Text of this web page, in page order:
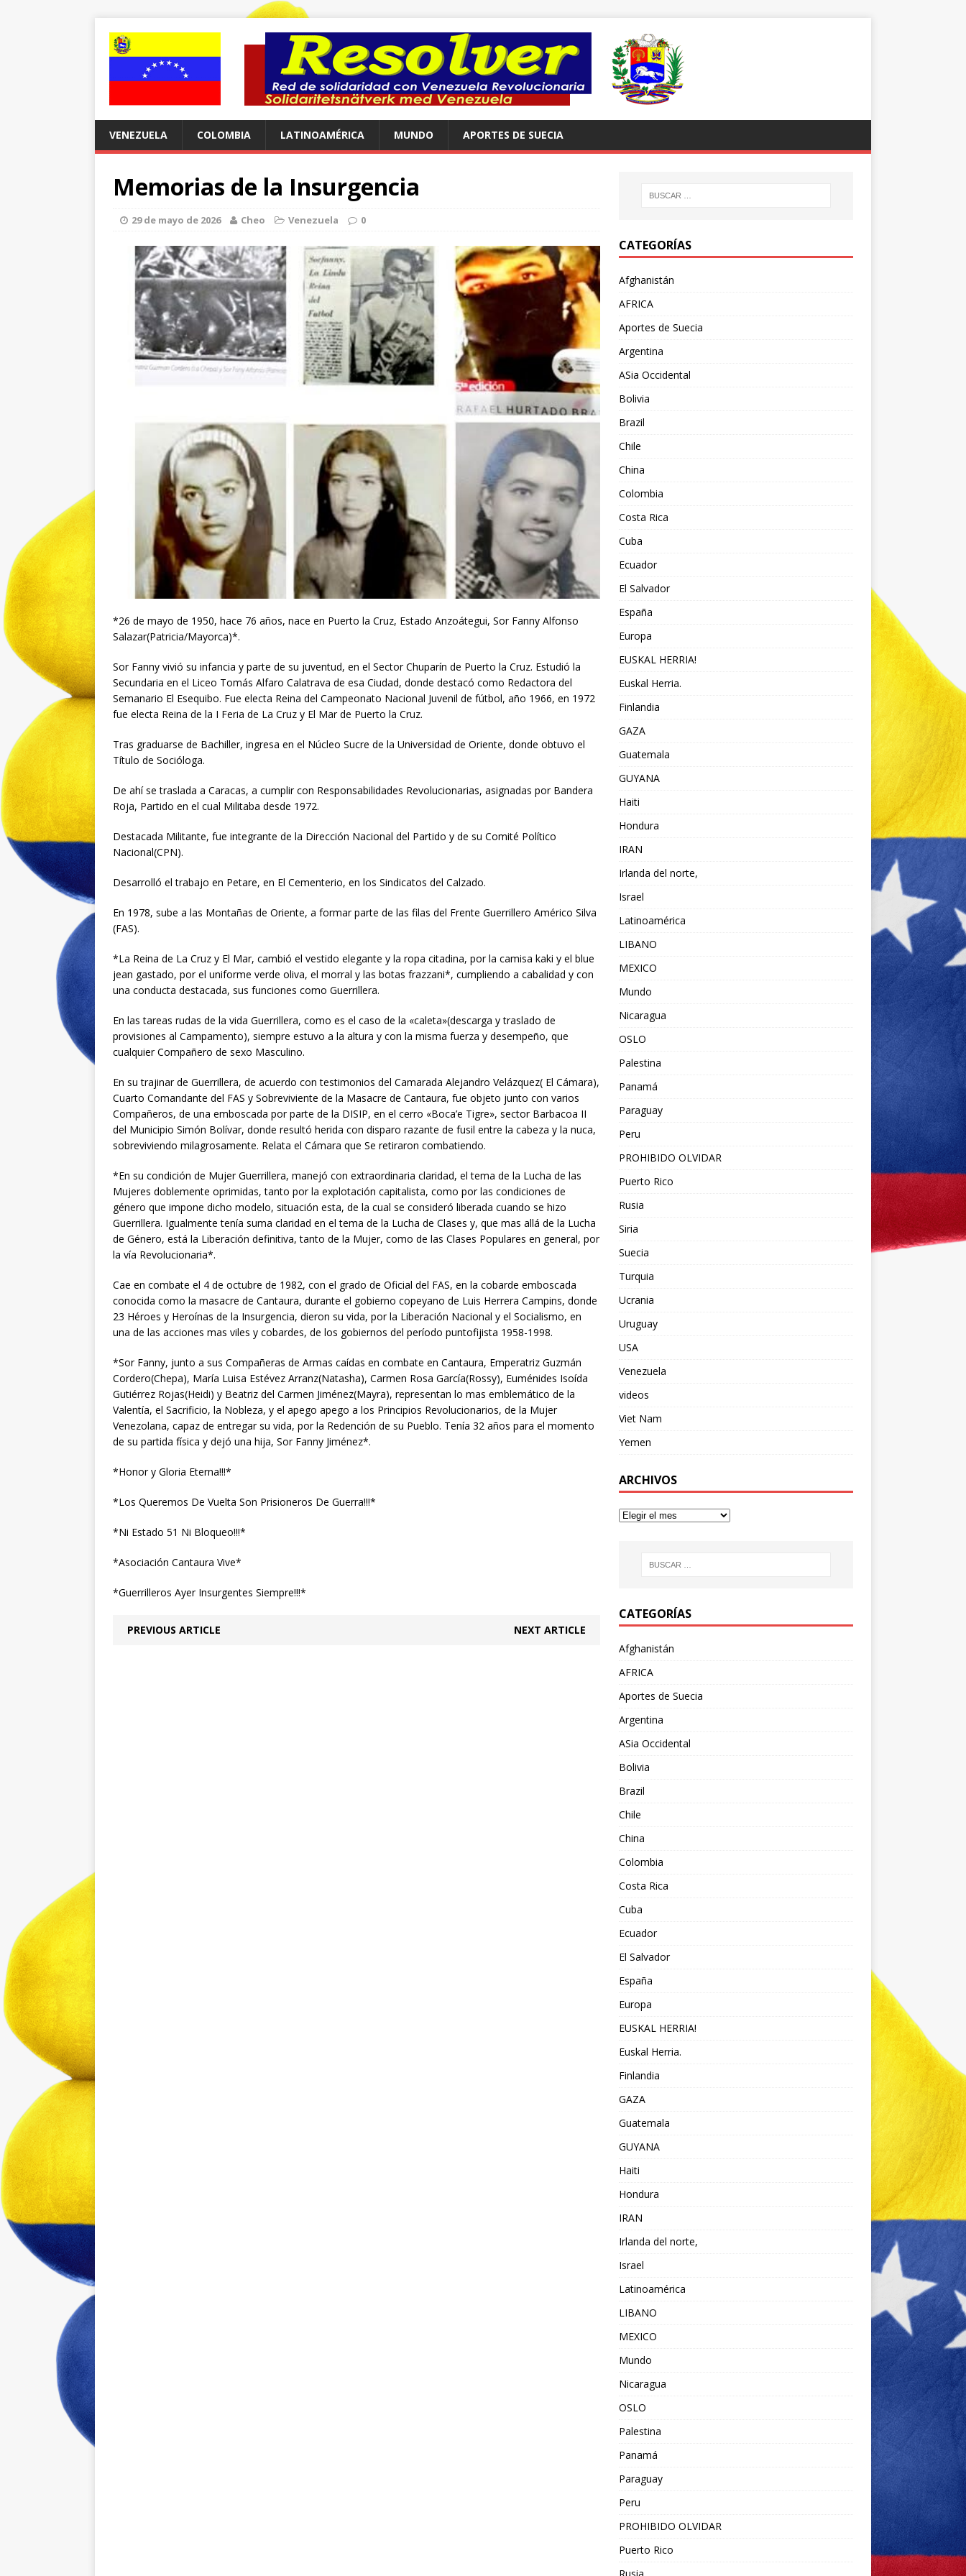
VENEZUELA COLOMBIA LATINOAMÉRICA MUNDO APORTES DE SUECIA
Memorias de la Insurgencia
29 de mayo de 2026 Cheo Venezuela 0
*26 de mayo de 1950, hace 76 años, nace en Puerto la Cruz, Estado Anzoátegui, Sor Fanny Alfonso
Salazar(Patricia/Mayorca)*.
Sor Fanny vivió su infancia y parte de su juventud, en el Sector Chuparín de Puerto la Cruz. Estudió la
Secundaria en el Liceo Tomás Alfaro Calatrava de esa Ciudad, donde destacó como Redactora del
Semanario El Esequibo. Fue electa Reina del Campeonato Nacional Juvenil de fútbol, año 1966, en 1972
fue electa Reina de la I Feria de La Cruz y El Mar de Puerto la Cruz.
Tras graduarse de Bachiller, ingresa en el Núcleo Sucre de la Universidad de Oriente, donde obtuvo el
Título de Socióloga.
De ahí se traslada a Caracas, a cumplir con Responsabilidades Revolucionarias, asignadas por Bandera
Roja, Partido en el cual Militaba desde 1972.
Destacada Militante, fue integrante de la Dirección Nacional del Partido y de su Comité Político
Nacional(CPN).
Desarrolló el trabajo en Petare, en El Cementerio, en los Sindicatos del Calzado.
En 1978, sube a las Montañas de Oriente, a formar parte de las filas del Frente Guerrillero Américo Silva
(FAS).
*La Reina de La Cruz y El Mar, cambió el vestido elegante y la ropa citadina, por la camisa kaki y el blue
jean gastado, por el uniforme verde oliva, el morral y las botas frazzani*, cumpliendo a cabalidad y con
una conducta destacada, sus funciones como Guerrillera.
En las tareas rudas de la vida Guerrillera, como es el caso de la «caleta»(descarga y traslado de
provisiones al Campamento), siempre estuvo a la altura y con la misma fuerza y desempeño, que
cualquier Compañero de sexo Masculino.
En su trajinar de Guerrillera, de acuerdo con testimonios del Camarada Alejandro Velázquez( El Cámara),
Cuarto Comandante del FAS y Sobreviviente de la Masacre de Cantaura, fue objeto junto con varios
Compañeros, de una emboscada por parte de la DISIP, en el cerro «Boca’e Tigre», sector Barbacoa II
del Municipio Simón Bolívar, donde resultó herida con disparo razante de fusil entre la cabeza y la nuca,
sobreviviendo milagrosamente. Relata el Cámara que Se retiraron combatiendo.
*En su condición de Mujer Guerrillera, manejó con extraordinaria claridad, el tema de la Lucha de las
Mujeres doblemente oprimidas, tanto por la explotación capitalista, como por las condiciones de
género que impone dicho modelo, situación esta, de la cual se consideró liberada cuando se hizo
Guerrillera. Igualmente tenía suma claridad en el tema de la Lucha de Clases y, que mas allá de la Lucha
de Género, está la Liberación definitiva, tanto de la Mujer, como de las Clases Populares en general, por
la vía Revolucionaria*.
Cae en combate el 4 de octubre de 1982, con el grado de Oficial del FAS, en la cobarde emboscada
conocida como la masacre de Cantaura, durante el gobierno copeyano de Luis Herrera Campins, donde
23 Héroes y Heroínas de la Insurgencia, dieron su vida, por la Liberación Nacional y el Socialismo, en
una de las acciones mas viles y cobardes, de los gobiernos del período puntofijista 1958-1998.
*Sor Fanny, junto a sus Compañeras de Armas caídas en combate en Cantaura, Emperatriz Guzmán
Cordero(Chepa), María Luisa Estévez Arranz(Natasha), Carmen Rosa García(Rossy), Euménides Isoída
Gutiérrez Rojas(Heidi) y Beatriz del Carmen Jiménez(Mayra), representan lo mas emblemático de la
Valentía, el Sacrificio, la Nobleza, y el apego apego a los Principios Revolucionarios, de la Mujer
Venezolana, capaz de entregar su vida, por la Redención de su Pueblo. Tenía 32 años para el momento
de su partida física y dejó una hija, Sor Fanny Jiménez*.
*Honor y Gloria Eterna!!!*
*Los Queremos De Vuelta Son Prisioneros De Guerra!!!*
*Ni Estado 51 Ni Bloqueo!!!*
*Asociación Cantaura Vive*
*Guerrilleros Ayer Insurgentes Siempre!!!*
PREVIOUS ARTICLE NEXT ARTICLE
CATEGORÍAS
Afghanistán
AFRICA
Aportes de Suecia
Argentina
ASia Occidental
Bolivia
Brazil
Chile
China
Colombia
Costa Rica
Cuba
Ecuador
El Salvador
España
Europa
EUSKAL HERRIA!
Euskal Herria.
Finlandia
GAZA
Guatemala
GUYANA
Haiti
Hondura
IRAN
Irlanda del norte,
Israel
Latinoamérica
LIBANO
MEXICO
Mundo
Nicaragua
OSLO
Palestina
Panamá
Paraguay
Peru
PROHIBIDO OLVIDAR
Puerto Rico
Rusia
Siria
Suecia
Turquia
Ucrania
Uruguay
USA
Venezuela
videos
Viet Nam
Yemen
ARCHIVOS
CATEGORÍAS
Afghanistán
AFRICA
Aportes de Suecia
Argentina
ASia Occidental
Bolivia
Brazil
Chile
China
Colombia
Costa Rica
Cuba
Ecuador
El Salvador
España
Europa
EUSKAL HERRIA!
Euskal Herria.
Finlandia
GAZA
Guatemala
GUYANA
Haiti
Hondura
IRAN
Irlanda del norte,
Israel
Latinoamérica
LIBANO
MEXICO
Mundo
Nicaragua
OSLO
Palestina
Panamá
Paraguay
Peru
PROHIBIDO OLVIDAR
Puerto Rico